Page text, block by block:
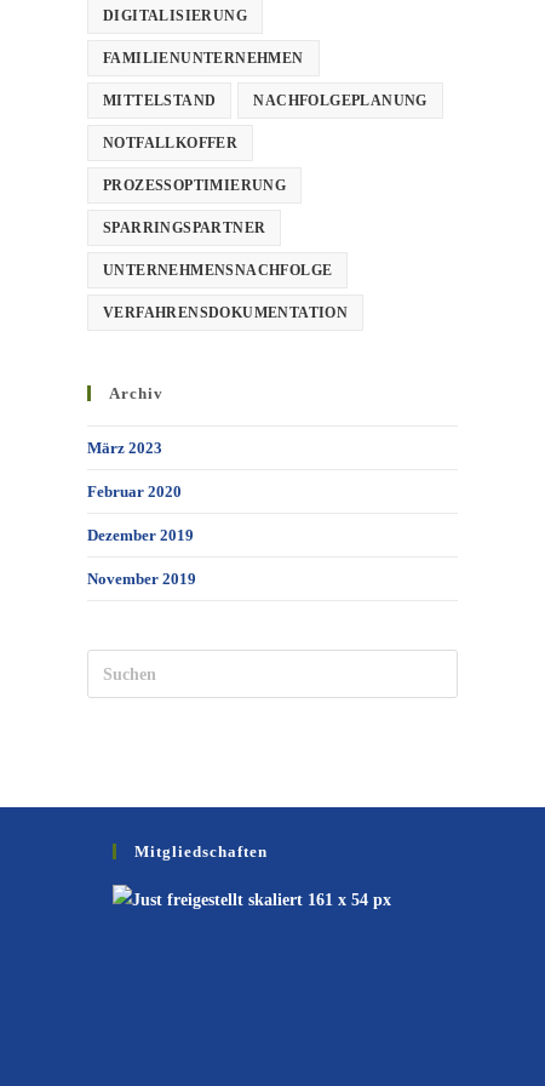
DIGITALISIERUNG
FAMILIENUNTERNEHMEN
MITTELSTAND NACHFOLGEPLANUNG
NOTFALLKOFFER
PROZESSOPTIMIERUNG
SPARRINGSPARTNER
UNTERNEHMENSNACHFOLGE
VERFAHRENSDOKUMENTATION
Archiv
März 2023
Februar 2020
Dezember 2019
November 2019
Mitgliedschaften